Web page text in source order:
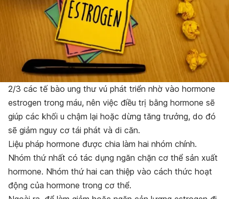
2/3 các tế bào ung thư vú phát triển nhờ vào hormone
estrogen trong máu, nên việc điều trị bằng hormone sẽ
giúp các khối u chậm lại hoặc dừng tăng trưởng, do đó
sẽ giảm nguy cơ tái phát và di căn.
Liệu pháp hormone được chia làm hai nhóm chính.
Nhóm thứ nhất có tác dụng ngăn chặn cơ thể sản xuất
hormone. Nhóm thứ hai can thiệp vào cách thức hoạt
động của hormone trong cơ thể.